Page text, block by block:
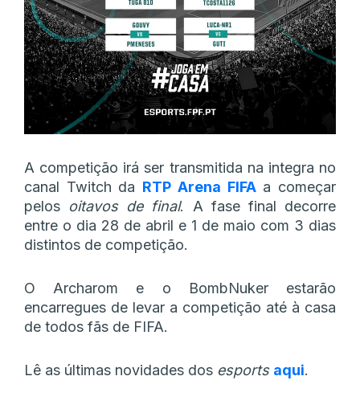
A competição irá ser transmitida na integra no
canal Twitch da RTP Arena FIFAa começar
pelos oitavos de final. A fase final decorre
entre o dia 28 de abril e 1 de maio com 3 dias
distintos de competição.
O Archarom e o BombNuker estarão
encarregues de levar a competição até à casa
de todos fãs de FIFA.
Lê as últimas novidades dos esports aqui.